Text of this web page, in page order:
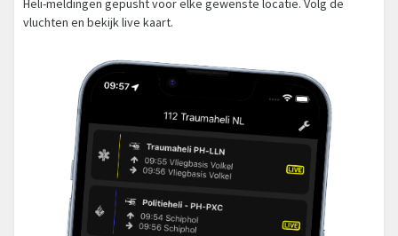
Heli-meldingen gepusht voor elke gewenste locatie. Volg de
vluchten en bekijk live kaart.